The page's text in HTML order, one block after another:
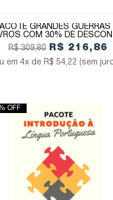
GRANDES GUERRAS
COM 30% DE
R$ 309,80
R$ 216,86
4x de R$ 54,22 (sem
OFF